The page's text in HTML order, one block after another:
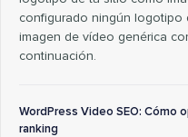
configurado ningún logotipo
imagen de vídeo genérica
continuación.
WordPress Video SEO: Cómo
ranking